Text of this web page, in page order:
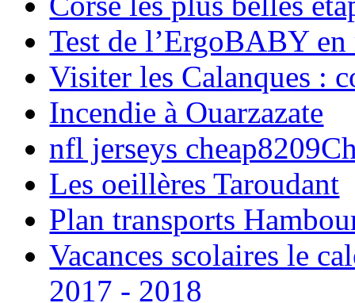
Test de l’ErgoBABY en
Visiter les Calanques :
Incendie à Ouarzazate
nfl jerseys
Les oeillères Taroudant
Plan transports
Vacances scolaires le
2017 - 2018